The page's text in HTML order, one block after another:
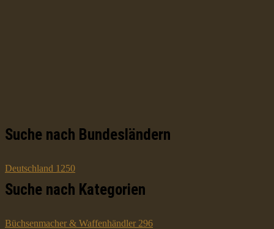
Suche nach Bundesländern
Deutschland 1250
Suche nach Kategorien
Büchsenmacher & Waffenhändler 296